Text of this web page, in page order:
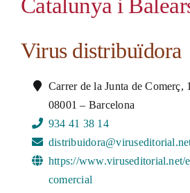
Catalunya i
Virus distribuïdora
Carrer de la Junta de Comerç,
08001 – Barcelona
934 41 38 14
https://www.viruseditorial.net/
comercial